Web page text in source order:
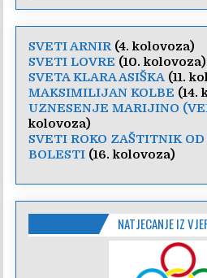
SVETI ARNIR(4. kolovoza)
SVETI LOVRE (10. kolovoza)
SVETA KLARA ASIŠKA (11.
MAKSIMILIJAN KOLBE (14.
UZNESENJE MARIJINO
kolovoza)
SVETI ROKO ZAŠTITNIK
BOLESTI (16. kolovoza)
NATJECANJE IZ